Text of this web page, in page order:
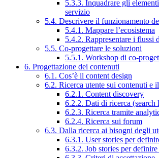
5.3.3. Inquadrare gli
servizio
5.4. Descrivere il funzionamento
5.4.1. Mappare l’ecosistema
5.4.2. Rappresentare i flussi
5.5. Co-progettare le soluzioni
5.5.1. Workshop di co-
6. Progettazione dei contenuti
6.1. Cos’è il content design
6.2. Ricerca utente sui contenuti e
6.2.1. Content discovery
6.2.2. Dati di ricerca (search
6.2.3. Ricerca tramite
6.2.4. Ricerca sui forum
6.3. Dalla ricerca ai bisogni degli
6.3.1. User stories per
6.3.2. Job stories per